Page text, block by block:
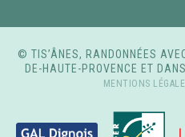
© TIS’ÂNES, RANDONNÉES
DE-HAUTE-PROVENCE ET
MENTIONS